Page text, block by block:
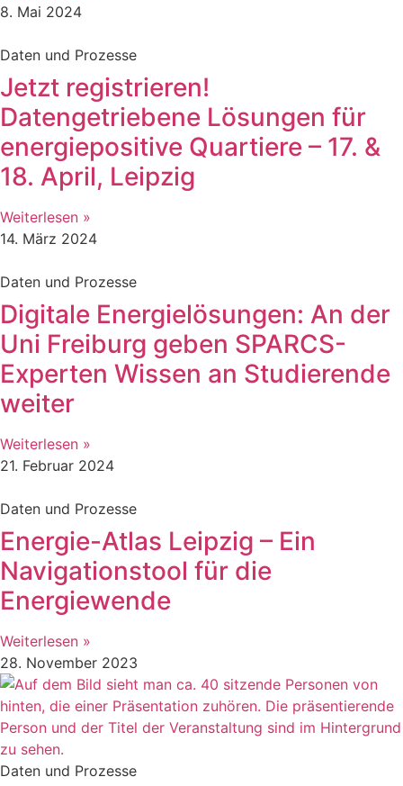
8. Mai 2024
Daten und Prozesse
Jetzt registrieren!
Datengetriebene Lösungen für
energiepositive Quartiere – 17. &
18. April, Leipzig
Weiterlesen »
14. März 2024
Daten und Prozesse
Digitale Energielösungen: An der
Uni Freiburg geben SPARCS-
Experten Wissen an Studierende
weiter
Weiterlesen »
21. Februar 2024
Daten und Prozesse
Energie-Atlas Leipzig – Ein
Navigationstool für die
Energiewende
Weiterlesen »
28. November 2023
Daten und Prozesse